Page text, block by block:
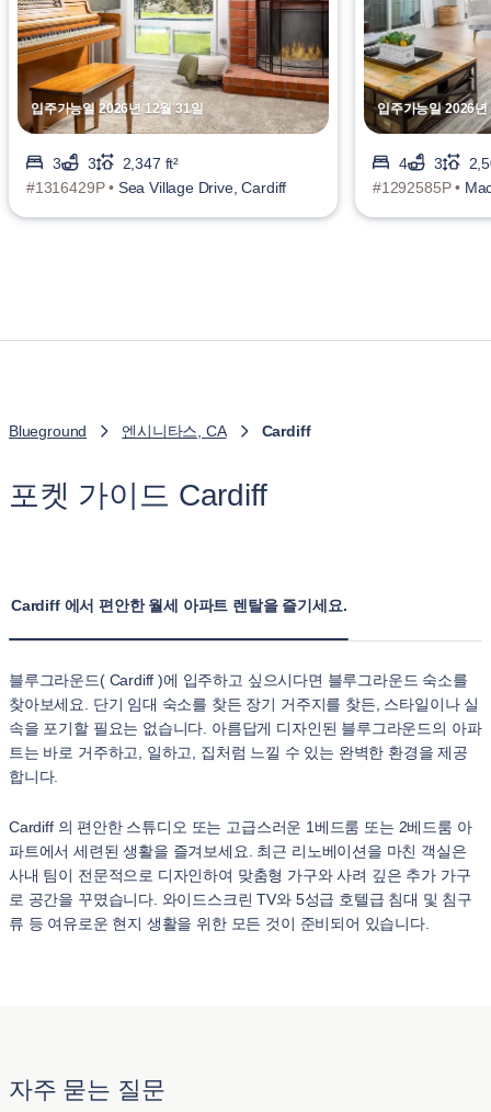
입주가능일 2026년 12월 31일
3 3
2,347 ft²
#1316429P • Sea Village Drive, Cardiff
입주가능일 2026
4 3
#1292585P •
Blueground 엔시니타스, CA Cardiff
포켓 가이드 Cardiff
Cardiff 에서 편안한 월세 아파트 렌탈을 즐기세요.
블루그라운드( Cardiff )에 입주하고 싶으시다면 블루그라운드 숙소를
찾아보세요. 단기 임대 숙소를 찾든 장기 거주지를 찾든, 스타일이나 실
속을 포기할 필요는 없습니다. 아름답게 디자인된 블루그라운드의 아파
트는 바로 거주하고, 일하고, 집처럼 느낄 수 있는 완벽한 환경을 제공
합니다.
Cardiff 의 편안한 스튜디오 또는 고급스러운 1베드룸 또는 2베드룸 아
파트에서 세련된 생활을 즐겨보세요. 최근 리노베이션을 마친 객실은
사내 팀이 전문적으로 디자인하여 맞춤형 가구와 사려 깊은 추가 가구
로 공간을 꾸몄습니다. 와이드스크린 TV와 5성급 호텔급 침대 및 침구
류 등 여유로운 현지 생활을 위한 모든 것이 준비되어 있습니다.
자주 묻는 질문